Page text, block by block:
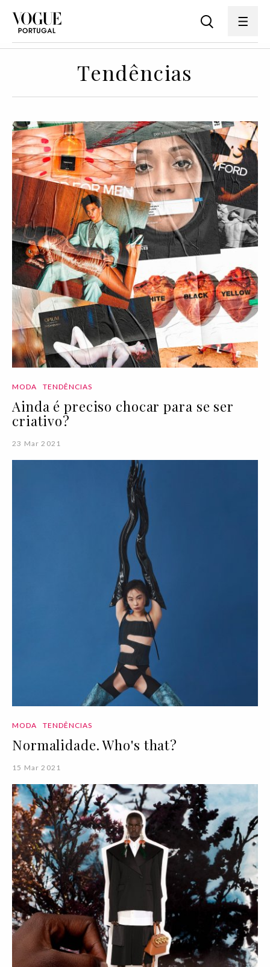
Tendências
MODA TENDÊNCIAS
Ainda é preciso chocar para se ser
criativo?
23 Mar 2021
MODA TENDÊNCIAS
Normalidade. Who's that?
15 Mar 2021